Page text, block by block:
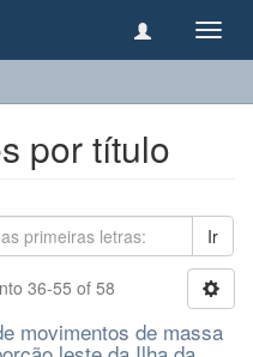
por título
Ir
36-55 of 58
movimentos de massa